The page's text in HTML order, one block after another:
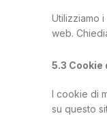
Utilizziamo
web.
5.3
I cookie di
su questo